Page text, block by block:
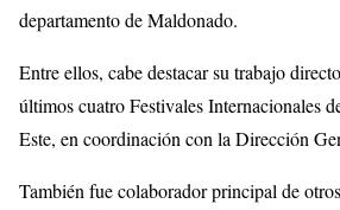
departamento de Maldonado.
Entre ellos, cabe destacar su trabajo
últimos cuatro Festivales Internacionales
Este, en coordinación con la Dirección
También fue colaborador principal de